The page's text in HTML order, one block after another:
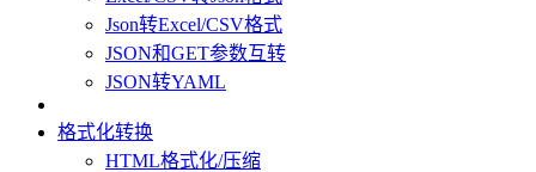
Json转Excel/CSV格式
JSON和GET参数互转
JSON转YAML
格式化转换
HTML格式化/压缩